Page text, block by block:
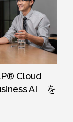
Cloud
AI」を